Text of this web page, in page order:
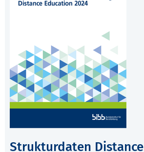
Strukturdaten Distance